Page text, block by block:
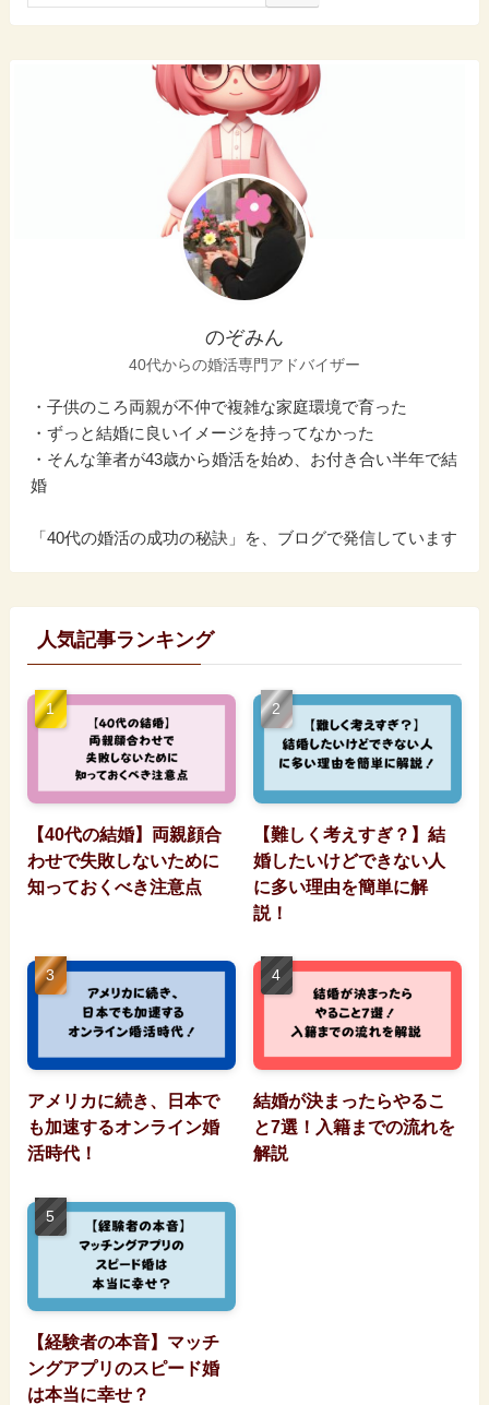
のぞみん
40代からの婚活専門アドバイザー
・子供のころ両親が不仲で複雑な家庭環境で育った
・ずっと結婚に良いイメージを持ってなかった
・そんな筆者が43歳から婚活を始め、お付き合い半年で結
婚
「40代の婚活の成功の秘訣」を、ブログで発信しています
人気記事ランキング
【40代の結婚】両親顔合
わせで失敗しないために
知っておくべき注意点
【難しく考えすぎ？】結
婚したいけどできない人
に多い理由を簡単に解
説！
アメリカに続き、日本で
も加速するオンライン婚
活時代！
結婚が決まったらやるこ
と7選！入籍までの流れを
解説
【経験者の本音】マッチ
ングアプリのスピード婚
は本当に幸せ？